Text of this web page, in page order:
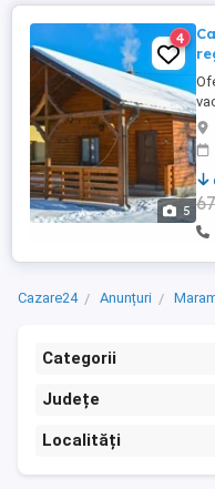
5
4
Cazare24 Anunțuri
Categorii
Județe
Localități